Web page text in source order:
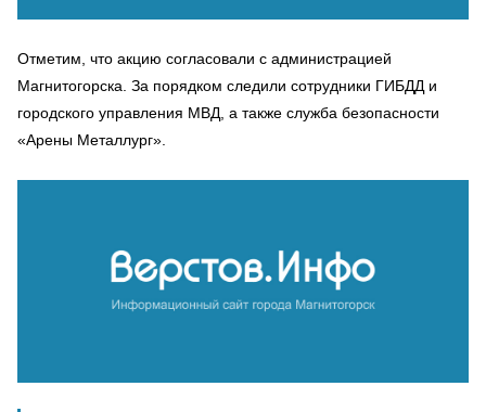
Отметим, что акцию согласовали с администрацией
Магнитогорска. За порядком следили сотрудники ГИБДД и
городского управления МВД, а также служба безопасности
«Арены Металлург».